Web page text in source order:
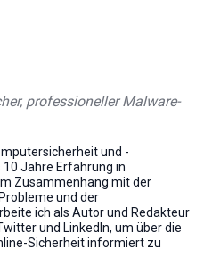
professioneller Malware-
und -
Jahre Erfahrung in
Zusammenhang mit der
und der
ich als Autor und Redakteur
und LinkedIn, um über die
Sicherheit informiert zu